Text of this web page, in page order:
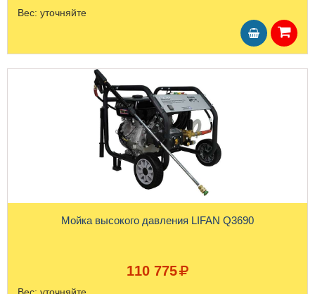
Вес: уточняйте
Мойка высокого давления LIFAN Q3690
110 775